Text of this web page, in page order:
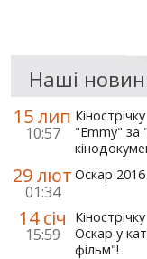
Наші
15 лип
10:57
"Emmy" за
29 лют
01:34
Оскар
14 січ
15:59
Оскар у
фільм"!